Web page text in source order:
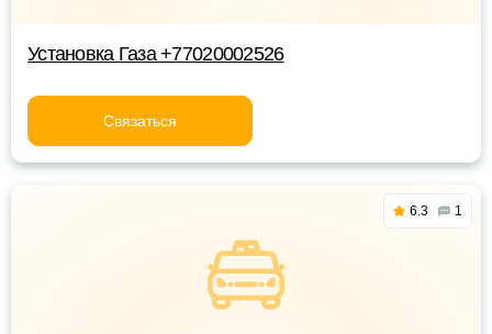
Установка Газа +77020002526
Связаться
6.3 1